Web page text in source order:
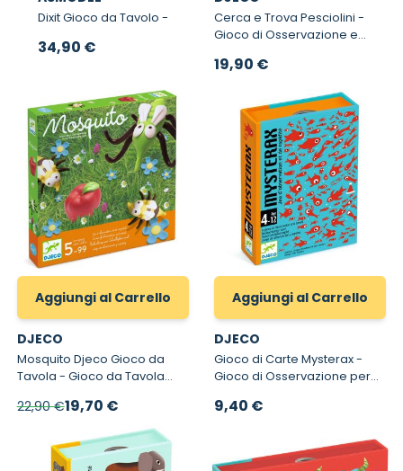
Dixit Gioco da Tavolo -
34,90 €
Cerca e Trova Pesciolini -
Gioco di Osservazione e
19,90 €
Aggiungi al Carrello
DJECO
Mosquito Djeco Gioco da
Tavola - Gioco da Tavola
22,90 €Prezzo speciale
19,70 €
Aggiungi al Carrello
DJECO
Gioco di Carte Mysterax -
Gioco di Osservazione per
9,40 €